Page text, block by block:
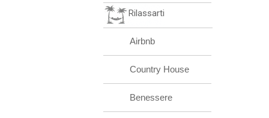
Rilassarti
Airbnb
Country House
Benessere